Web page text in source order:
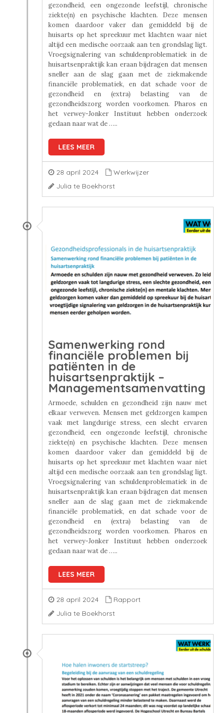
gezondheid, een ongezonde leefstijl, chronische
ziekte(n) en psychische klachten. Deze mensen
komen daardoor vaker dan gemiddeld bij de
huisarts op het spreekuur met klachten waar niet
altijd een medische oorzaak aan ten grondslag ligt.
Vroegsignalering van schuldenproblematiek in de
huisartsenpraktijk kan eraan bijdragen dat mensen
sneller aan de slag gaan met de ziekmakende
financiële problematiek, en dat schade voor de
gezondheid en (extra) belasting van de
gezondheidszorg worden voorkomen. Pharos en
het verwey-Jonker Instituut hebben onderzoek
gedaan naar wat de …..
LEES MEER
28 april 2024
Werkwijzer
Julia te Boekhorst
Samenwerking rond
financiële problemen bij
patiënten in de
huisartsenpraktijk –
Managementsamenvatting
Armoede, schulden en gezondheid zijn nauw met
elkaar verweven. Mensen met geldzorgen kampen
vaak met langdurige stress, een slecht ervaren
gezondheid, een ongezonde leefstijl, chronische
ziekte(n) en psychische klachten. Deze mensen
komen daardoor vaker dan gemiddeld bij de
huisarts op het spreekuur met klachten waar niet
altijd een medische oorzaak aan ten grondslag ligt.
Vroegsignalering van schuldenproblematiek in de
huisartsenpraktijk kan eraan bijdragen dat mensen
sneller aan de slag gaan met de ziekmakende
financiële problematiek, en dat schade voor de
gezondheid en (extra) belasting van de
gezondheidszorg worden voorkomen. Pharos en
het verwey-Jonker Instituut hebben onderzoek
gedaan naar wat de …..
LEES MEER
28 april 2024
Rapport
Julia te Boekhorst